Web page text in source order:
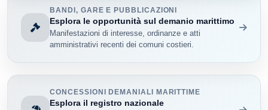
BANDI, GARE E PUBBLICAZIONI
Esplora le opportunità sul demanio marittimo
Manifestazioni di interesse, ordinanze e atti
amministrativi recenti dei comuni costieri.
CONCESSIONI DEMANIALI MARITTIME
Esplora il registro nazionale